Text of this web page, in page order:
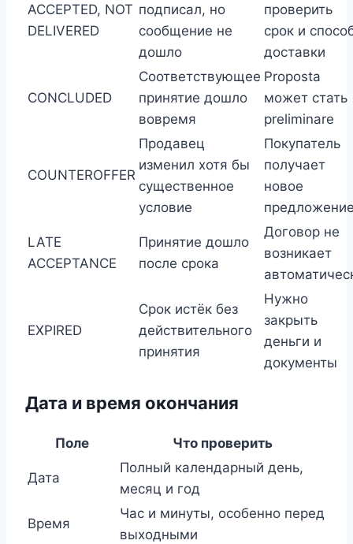
ACCEPTED, NOT
DELIVERED
подписал, но
сообщение не
дошло
проверить
срок и
доставки
CONCLUDED
Соответствующее
принятие дошло
вовремя
Proposta
может стать
preliminare
COUNTEROFFER
Продавец
изменил хотя бы
существенное
условие
Покупатель
получает
новое
LATE
ACCEPTANCE
Принятие дошло
после срока
Договор не
возникает
EXPIRED
Срок истёк без
действительного
принятия
Нужно
закрыть
деньги и
документы
Дата и время окончания
Поле Что проверить
Дата
Полный календарный день,
месяц и год
Время
Час и минуты, особенно перед
выходными